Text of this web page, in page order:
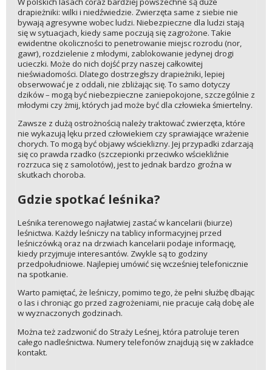
drapieżniki: wilki i niedźwiedzie. Zwierzęta same z siebie nie
bywają agresywne wobec ludzi. Niebezpieczne dla ludzi stają
się w sytuacjach, kiedy same poczują się zagrożone. Takie
ewidentne okoliczności to penetrowanie miejsc rozrodu (nor,
gawr), rozdzielenie z młodymi, zablokowanie jedynej drogi
ucieczki. Może do nich dojść przy naszej całkowitej
nieświadomości. Dlatego dostrzegłszy drapieżniki, lepiej
obserwować je z oddali, nie zbliżając się. To samo dotyczy
dzików – mogą być niebezpieczne zaniepokojone, szczególnie z
młodymi czy żmij, których jad może być dla człowieka śmiertelny.
Zawsze z dużą ostrożnością należy traktować zwierzęta, które
nie wykazują lęku przed człowiekiem czy sprawiające wrażenie
chorych. To mogą być objawy wścieklizny. Jej przypadki zdarzają
się co prawda rzadko (szczepionki przeciwko wściekliźnie
rozrzuca się z samolotów), jest to jednak bardzo groźna w
skutkach choroba.
Gdzie spotkać leśnika?
Leśnika terenowego najłatwiej zastać w kancelarii (biurze)
leśnictwa. Każdy leśniczy na tablicy informacyjnej przed
leśniczówką oraz na drzwiach kancelarii podaje informację,
kiedy przyjmuje interesantów. Zwykle są to godziny
przedpołudniowe. Najlepiej umówić się wcześniej telefonicznie
na spotkanie.
Warto pamiętać, że leśniczy, pomimo tego, że pełni służbę dbając
o las i chroniąc go przed zagrożeniami, nie pracuje całą dobę ale
w wyznaczonych godzinach.
Można też zadzwonić do Straży Leśnej, która patroluje teren
całego nadleśnictwa. Numery telefonów znajdują się w zakładce
kontakt.